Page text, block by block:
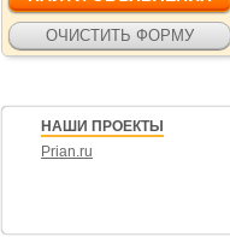
НАШИ ПРОЕКТЫ
Prian.ru